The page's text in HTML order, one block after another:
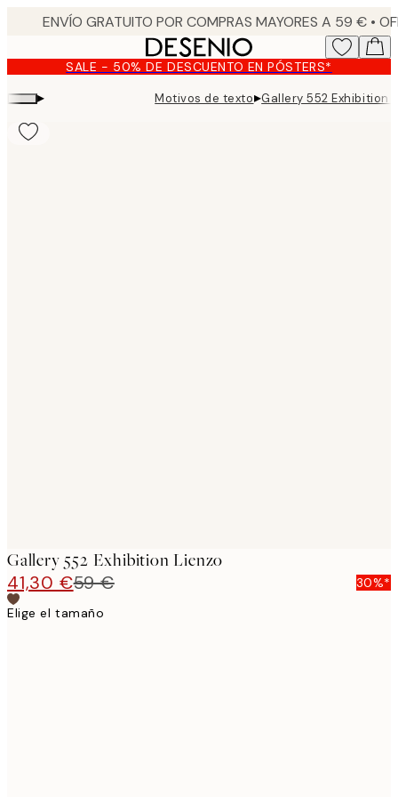
content.SALE - 50% DE DESCUENTO EN PÓSTERS*
▸ Motivos de texto▸Gallery 552 Exhibition
Gallery 552 Exhibition Lienzo
41,30 €59 €
30%*
Elige el tamaño